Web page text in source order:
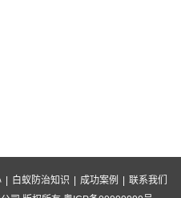
白蚁防治知识 成功案例
联系我们